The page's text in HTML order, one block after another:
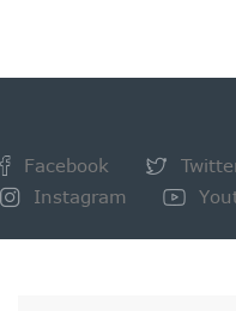
Facebook
Instagram